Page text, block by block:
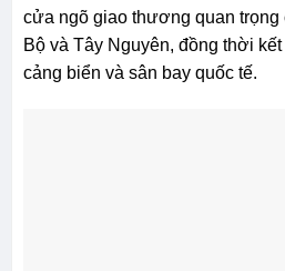
cửa ngõ giao thương quan
Bộ và Tây Nguyên, đồng thời
cảng biển và sân bay quốc tế.